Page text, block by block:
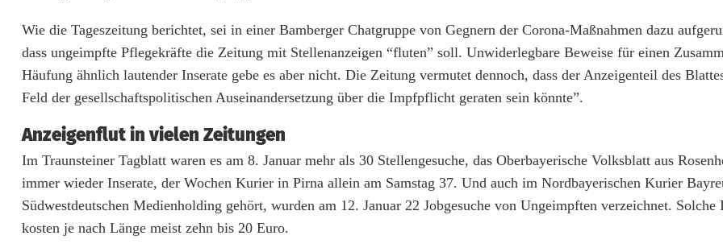
o
n
P
f
l
e
g
Wie die Tageszeitung berichtet, sei in einer Bamberger Chatgruppe von Gegnern der Corona-Maßnahmen dazu
dass ungeimpfte Pflegekräfte die Zeitung mit Stellenanzeigen “fluten” soll. Unwiderlegbare Beweise für einen
Häufung ähnlich lautender Inserate gebe es aber nicht. Die Zeitung vermutet dennoch, dass der Anzeigenteil des
Feld der gesellschaftspolitischen Auseinandersetzung über die Impfpflicht geraten sein könnte”.
Anzeigenflut in vielen Zeitungen
Im Traunsteiner Tagblatt waren es am 8. Januar mehr als 30 Stellengesuche, das Oberbayerische Volksblatt aus
immer wieder Inserate, der Wochen Kurier in Pirna allein am Samstag 37. Und auch im Nordbayerischen Kurier
Südwestdeutschen Medienholding gehört, wurden am 12. Januar 22 Jobgesuche von Ungeimpften verzeichnet. Solche
kosten je nach Länge meist zehn bis 20 Euro.